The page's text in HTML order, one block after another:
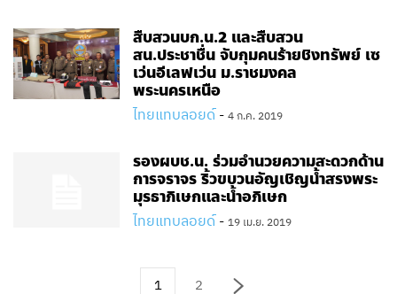
สืบสวนบก.น.2​ และสืบสวน
สน.ประชาชื่น​ จับกุมคนร้ายชิงทรัพย์ เซ
เว่นอีเลฟเว่น ม.ราชมงคล
พระนครเหนือ
ไทยแทบลอยด์ - 4 ก.ค. 2019
รอง​ผบช.น. ร่วมอำนวยความสะดวกด้าน
การจราจร ริ้วขบวนอัญเชิญน้ำสรงพระ
มุรธาภิเษกและน้ำอภิเษก
ไทยแทบลอยด์ - 19 เม.ย. 2019
1 2